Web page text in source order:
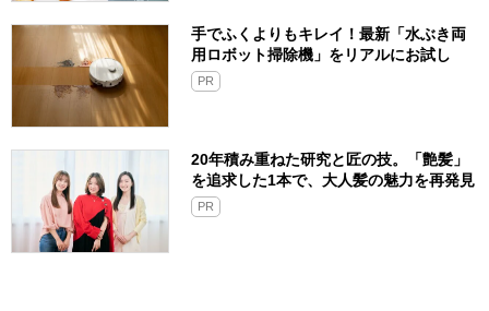
手でふくよりもキレイ！最新「水ぶき両
用ロボット掃除機」をリアルにお試し
PR
20年積み重ねた研究と匠の技。「艶髪」
を追求した1本で、大人髪の魅力を再発見
PR